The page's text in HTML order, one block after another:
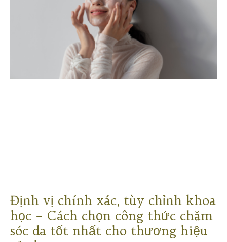
Định vị chính xác, tùy chỉnh khoa
học – Cách chọn công thức chăm
sóc da tốt nhất cho thương hiệu